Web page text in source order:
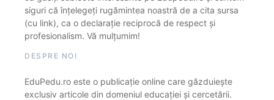
siguri că înțelegeți rugămintea noastră de a cita sursa
(cu link), ca o declarație reciprocă de respect și
profesionalism. Vă mulțumim!
DESPRE NOI
EduPedu.ro este o publicație online care găzduiește
exclusiv articole din domeniul educației și cercetării.